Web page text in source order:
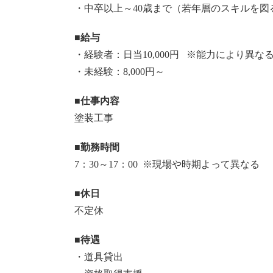
・中卒以上～40歳まで（若年層のスキルを図
■給与
・経験者：日当10,000円 ※能力により異なる
・未経験：8,000円～
■仕事内容
塗装工事
■勤務時間
7：30～17：00 ※現場や時期よって異なる
■休日
不定休
■待遇
・道具貸出